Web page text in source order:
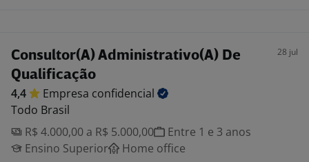
Consultor(A) Administrativo(A) De
Qualificação
28 jul
4,4 Empresa confidencial
Todo Brasil
R$ 4.000,00 a R$ 5.000,00
Entre 1 e 3 anos
Ensino Superior
Home office